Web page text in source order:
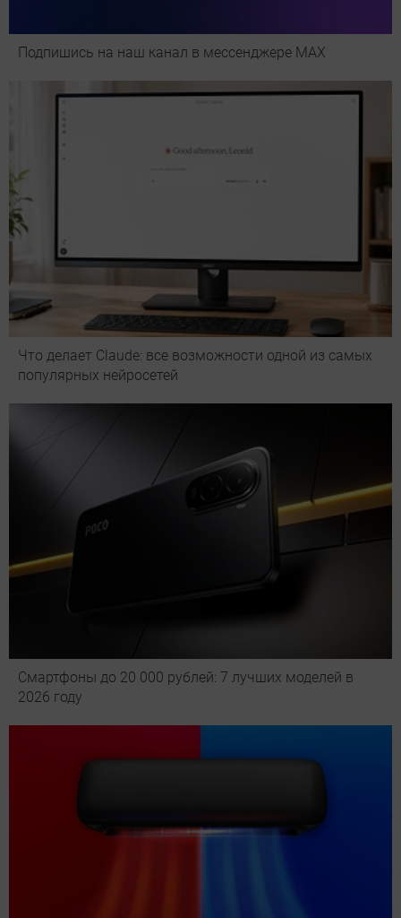
Подпишись на наш канал в мессенджере МАХ
Что делает Сlaude: все возможности одной из самых
популярных нейросетей
Смартфоны до 20 000 рублей: 7 лучших моделей в
2026 году